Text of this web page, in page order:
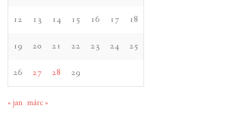
12 13 14 15 16 17 18
19 20 21 22 23 24 25
26 27 28 29
« jan márc »